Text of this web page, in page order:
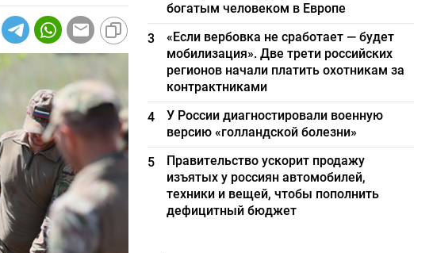
богатым человеком в Европе
3
«Если вербовка не сработает — будет
мобилизация». Две трети российских
регионов начали платить охотникам за
контрактниками
4
У России диагностировали военную
версию «голландской болезни»
5
Правительство ускорит продажу
изъятых у россиян автомобилей,
техники и вещей, чтобы пополнить
дефицитный бюджет